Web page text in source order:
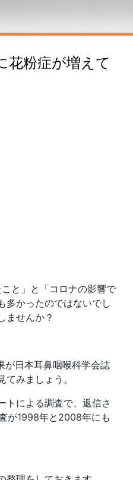
花粉症が増えて
と」と「コロナの影響で
多かったのではないでし
ませんか？
が日本耳鼻咽喉科学会誌
みましょう。
トによる調査で、返信さ
が1998年と2008年にも